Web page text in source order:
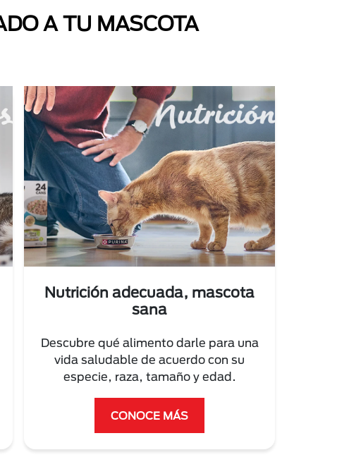
A TU MASCOTA
Nutrición adecuada, mascota
sana
Descubre qué alimento darle para una
vida saludable de acuerdo con su
especie, raza, tamaño y edad.
CONOCE MÁS